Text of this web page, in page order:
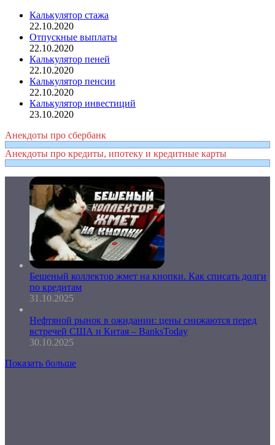
Калькулятор стажа
22.10.2020
Отпускные выплаты
22.10.2020
Калькулятор пеней
22.10.2020
Калькулятор пенсии
22.10.2020
Калькулятор инвестиций
23.10.2020
Анекдоты про сбербанк
Анекдоты про кредиты, ипотеку и кредитные карты
Бешеный коллектор жмет на кнопки. Как списать долги
по кредитам
31.10.2025
Нефтяной рынок в ожидании: цены снижаются перед
встречей США и Китая – BanksToday
30.10.2025
Показать больше